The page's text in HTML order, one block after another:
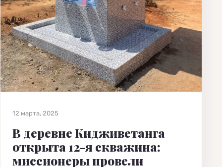
12 марта, 2025
В деревне Кидживетанга
открыта 12-я скважина:
миссионеры провели